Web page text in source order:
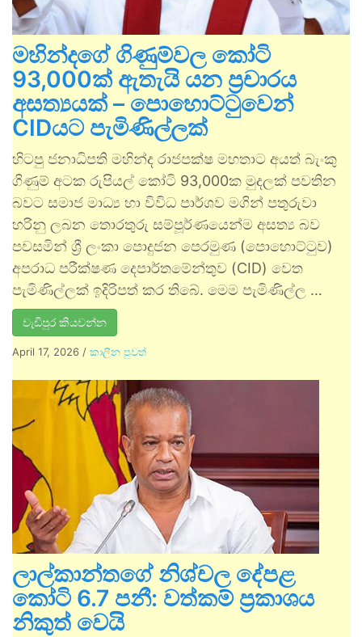
මහින්දගේ ගිණුම්වල කෝටි
93,000ක් ඇතැයි යන ප්‍රචාරය
අසත්‍යයක් – පොහොට්ටුවෙන්
CIDයට පැමිණිල්ලක්
හිටපු ජනාධිපති මහින්ද රාජපක්ෂ මහතාට අයත් බැංකු
ගිණුම් අටක රුපියල් කෝටි 93,000ක මුදලක් පවතින
බවට සමාජ මාධ්‍ය හා විවිධ පාර්ශව මගින් පතුරුවා
හරිනු ලබන තොරතුරු සම්පූර්ණයෙන්ම අසත්‍ය බව
පවසමින් ශ්‍රී ලංකා පොදුජන පෙරමුණ (පොහොට්ටුව)
අපරාධ පරීක්ෂණ දෙපාර්තමේන්තුව (CID) වෙත
පැමිණිල්ලක් ඉදිරිපත් කර තිබේ. මෙම පැමිණිල්ල …
වැඩිපුර කියවන්න
April 17, 2026 / කාලීන පුවත්
ලාල්කාන්තගේ නිශ්චල දේපළ
කෝටි 6.7 පනී: වත්කම් ප්‍රකාශය
නිකුත් වෙයි